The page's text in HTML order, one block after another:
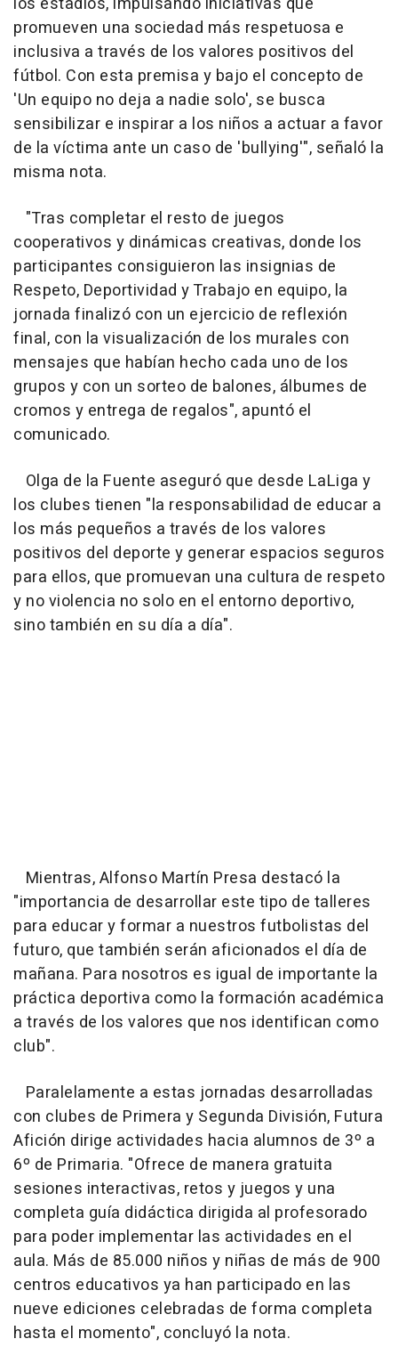
promueven una sociedad más respetuosa e
inclusiva a través de los valores positivos del
fútbol. Con esta premisa y bajo el concepto de
'Un equipo no deja a nadie solo', se busca
sensibilizar e inspirar a los niños a actuar a favor
de la víctima ante un caso de 'bullying'", señaló la
misma nota.
"Tras completar el resto de juegos
cooperativos y dinámicas creativas, donde los
participantes consiguieron las insignias de
Respeto, Deportividad y Trabajo en equipo, la
jornada finalizó con un ejercicio de reflexión
final, con la visualización de los murales con
mensajes que habían hecho cada uno de los
grupos y con un sorteo de balones, álbumes de
cromos y entrega de regalos", apuntó el
comunicado.
Olga de la Fuente aseguró que desde LaLiga y
los clubes tienen "la responsabilidad de educar a
los más pequeños a través de los valores
positivos del deporte y generar espacios seguros
para ellos, que promuevan una cultura de respeto
y no violencia no solo en el entorno deportivo,
sino también en su día a día".
Mientras, Alfonso Martín Presa destacó la
"importancia de desarrollar este tipo de talleres
para educar y formar a nuestros futbolistas del
futuro, que también serán aficionados el día de
mañana. Para nosotros es igual de importante la
práctica deportiva como la formación académica
a través de los valores que nos identifican como
club".
Paralelamente a estas jornadas desarrolladas
con clubes de Primera y Segunda División, Futura
Afición dirige actividades hacia alumnos de 3º a
6º de Primaria. "Ofrece de manera gratuita
sesiones interactivas, retos y juegos y una
completa guía didáctica dirigida al profesorado
para poder implementar las actividades en el
aula. Más de 85.000 niños y niñas de más de 900
centros educativos ya han participado en las
nueve ediciones celebradas de forma completa
hasta el momento", concluyó la nota.